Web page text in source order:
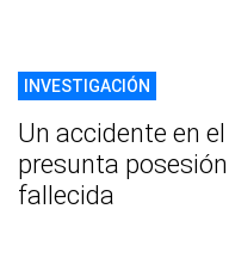
INVESTIGACIÓN
Un accidente en
presunta
fallecida